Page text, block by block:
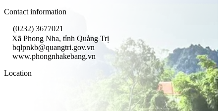
Contact information
(0232) 3677021
Xã Phong Nha, tỉnh Quảng Trị
bqlpnkb@quangtri.gov.vn
www.phongnhakebang.vn
Location